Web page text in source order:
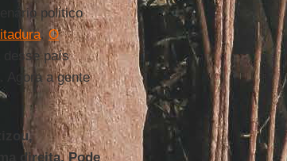
politico
. O
desse país
Agora a gente
direita. Pode